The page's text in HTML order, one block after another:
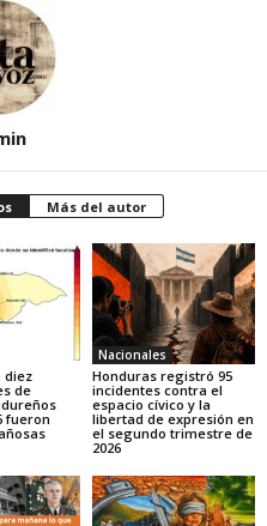
Más del autor
diez
de
fueron
Nacionales
Honduras registró 95
incidentes contra el
espacio cívico y la
libertad de expresión en
el segundo trimestre de
2026